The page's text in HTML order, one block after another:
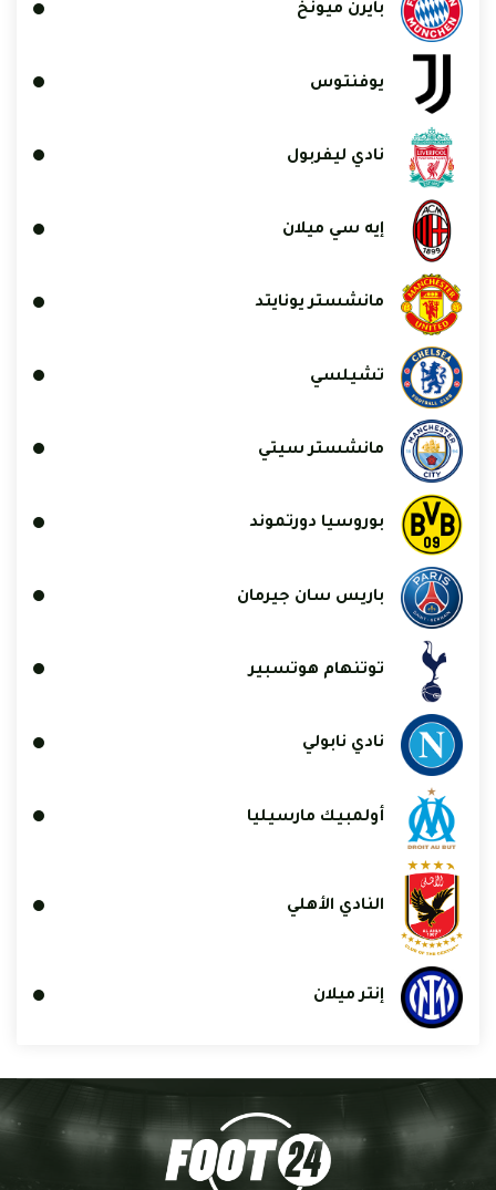
بايرن ميونخ
يوفنتوس
نادي ليفربول
إيه سي ميلان
مانشستر يونايتد
تشيلسي
مانشستر سيتي
بوروسيا دورتموند
باريس سان جيرمان
توتنهام هوتسبير
نادي نابولي
أولمبيك مارسيليا
النادي الأهلي
إنتر ميلان